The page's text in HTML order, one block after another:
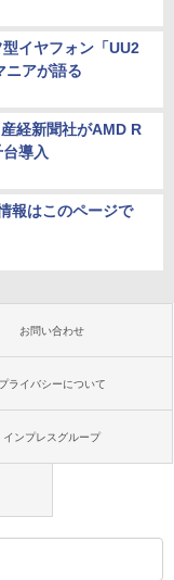
イヤフォン「UU2
ニアが語る
経新聞社がAMD R
導入
報はこのページで
お問い合わせ
プライバシーについて
インプレスグループ